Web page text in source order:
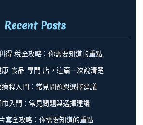
Recent Posts
得 稅全攻略：你需要知道的重點
康 食品 專門 店，這篇一次說清楚
療程入門：常見問題與選擇建議
巾入門：常見問題與選擇建議
套全攻略：你需要知道的重點